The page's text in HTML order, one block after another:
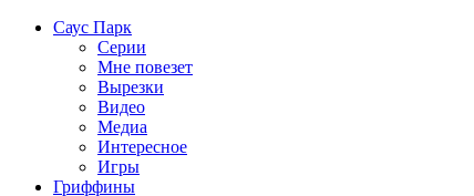
Саус Парк
Серии
Мне повезет
Вырезки
Видео
Медиа
Интересное
Игры
Гриффины